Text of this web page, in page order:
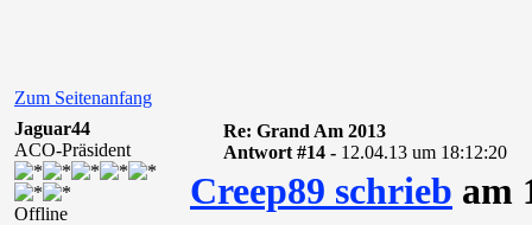
Zum Seitenanfang
Jaguar44
ACO-Präsident
Offline
Re: Grand Am 2013
Antwort #14 - 12.04.13 um 18:12:20
Creep89 schrieb am